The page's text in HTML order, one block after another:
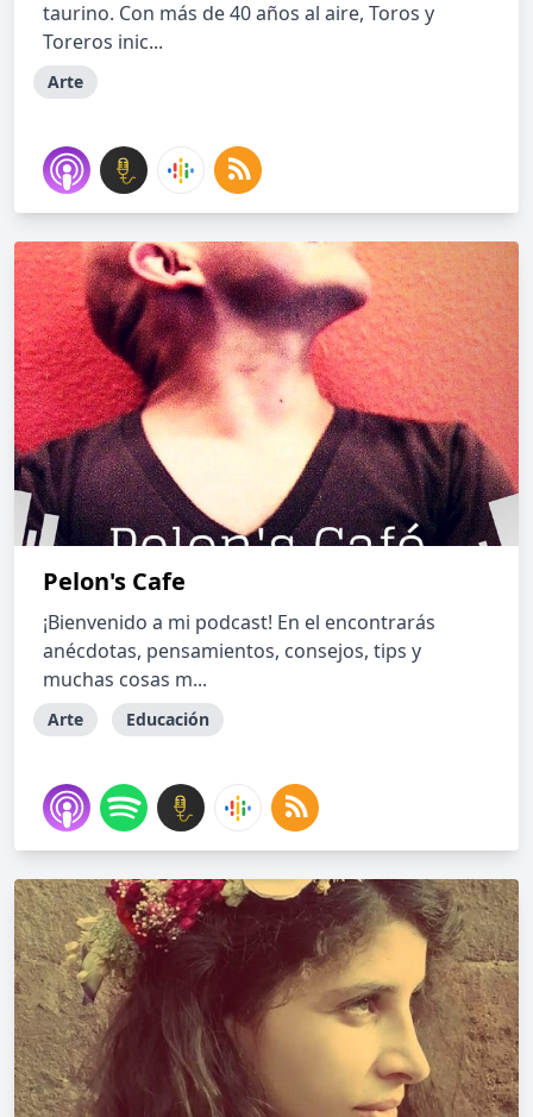
taurino. Con más de 40 años al aire, Toros y
Toreros inic...
Arte
Pelon's Cafe
¡Bienvenido a mi podcast! En el encontrarás
anécdotas, pensamientos, consejos, tips y
muchas cosas m...
Arte Educación